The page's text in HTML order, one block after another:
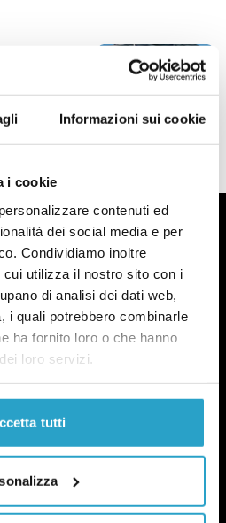
Informazioni sui cookie
i cookie
contenuti ed
dei social media e per
Condividiamo inoltre
utilizza il nostro sito con i
di analisi dei dati web,
i quali potrebbero combinarle
ha fornito loro o che hanno
loro servizi.
tutti
e informazione
dal 2012.
chi siamo